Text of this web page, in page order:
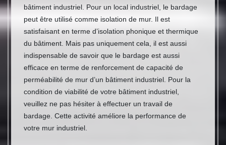
bâtiment industriel. Pour un local industriel, le bardage
peut être utilisé comme isolation de mur. Il est
satisfaisant en terme d’isolation phonique et thermique
du bâtiment. Mais pas uniquement cela, il est aussi
indispensable de savoir que le bardage est aussi
efficace en terme de renforcement de capacité de
perméabilité de mur d’un bâtiment industriel. Pour la
condition de viabilité de votre bâtiment industriel,
veuillez ne pas hésiter à effectuer un travail de
bardage. Cette activité améliore la performance de
votre mur industriel.